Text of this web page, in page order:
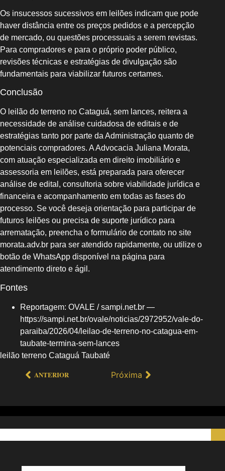
Os insucessos sucessivos em leilões indicam que pode
haver distância entre os preços pedidos e a percepção
de mercado, ou questões processuais a serem revistas.
Para compradores e para o próprio poder público,
revisões técnicas e estratégias de divulgação são
fundamentais para viabilizar futuros certames.
Conclusão
O leilão do terreno no Cataguá, sem lances, reitera a
necessidade de análise cuidadosa de editais e de
estratégias tanto por parte da Administração quanto de
potenciais compradores. A Advocacia Juliana Morata,
com atuação especializada em direito imobiliário e
assessoria em leilões, está preparada para oferecer
análise de edital, consultoria sobre viabilidade jurídica e
financeira e acompanhamento em todas as fases do
processo. Se você deseja orientação para participar de
futuros leilões ou precisa de suporte jurídico para
arrematação, preencha o formulário de contato no site
morata.adv.br para ser atendido rapidamente, ou utilize o
botão de WhatsApp disponível na página para
atendimento direto e ágil.
Fontes
Reportagem: OVALE / sampi.net.br —
https://sampi.net.br/ovale/noticias/2972952/vale-do-
paraiba/2026/04/leilao-de-terreno-no-catagua-em-
taubate-termina-sem-lances
leilão terreno Cataguá Taubaté
ANTERIOR Próxima